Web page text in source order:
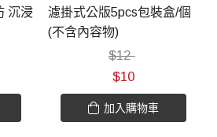
沉浸
濾掛式公版5pcs包裝盒/個
(不含內容物)
$12
$10
加入購物車